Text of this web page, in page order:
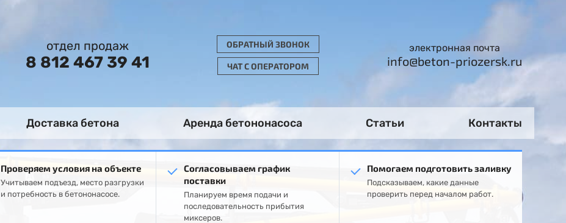
отдел продаж
8 812 467 39 41
ОБРАТНЫЙ ЗВОНОК
ЧАТ С ОПЕРАТОРОМ
электронная почта
info@beton-priozersk.ru
Доставка бетона Аренда бетононасоса Статьи Контакты
Проверяем условия на объекте
Учитываем подъезд, место разгрузки
и потребность в бетононасосе.
Согласовываем график
поставки
Планируем время подачи и
последовательность прибытия
миксеров.
Помогаем подготовить заливку
Подсказываем, какие данные
проверить перед началом работ.